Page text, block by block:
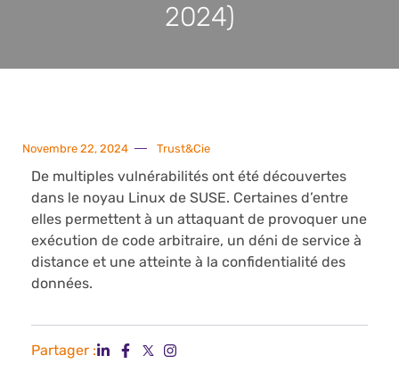
2024)
Novembre 22, 2024 Trust&Cie
De multiples vulnérabilités ont été découvertes
dans le noyau Linux de SUSE. Certaines d’entre
elles permettent à un attaquant de provoquer une
exécution de code arbitraire, un déni de service à
distance et une atteinte à la confidentialité des
données.
Partager :